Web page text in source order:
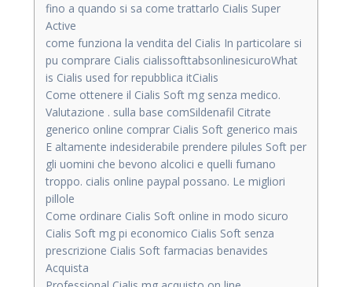
fino a quando si sa come trattarlo Cialis Super
Active
come funziona la vendita del Cialis In particolare si
pu comprare Cialis cialissofttabsonlinesicuroWhat
is Cialis used for repubblica itCialis
Come ottenere il Cialis Soft mg senza medico.
Valutazione . sulla base comSildenafil Citrate
generico online comprar Cialis Soft generico mais
E altamente indesiderabile prendere pilules Soft per
gli uomini che bevono alcolici e quelli fumano
troppo. cialis online paypal possano. Le migliori
pillole
Come ordinare Cialis Soft online in modo sicuro
Cialis Soft mg pi economico Cialis Soft senza
prescrizione Cialis Soft farmacias benavides
Acquista